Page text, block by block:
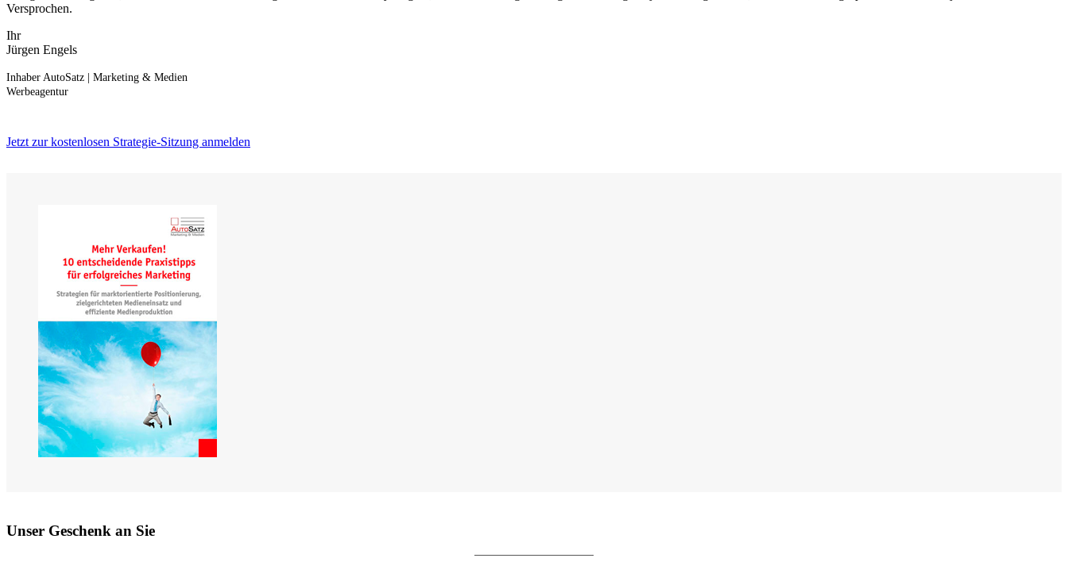
Versprochen.
Ihr
Jürgen Engels
Inhaber AutoSatz | Marketing & Medien
Werbeagentur
Jetzt zur kostenlosen Strategie-Sitzung anmelden
Unser Geschenk an Sie